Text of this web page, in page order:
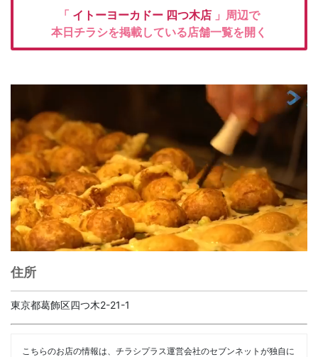
「 イトーヨーカドー 四つ木店 」周辺で
本日チラシを掲載している店舗一覧を開く
住所
東京都葛飾区四つ木2-21-1
こちらのお店の情報は、チラシプラス運営会社のセブンネットが独自に